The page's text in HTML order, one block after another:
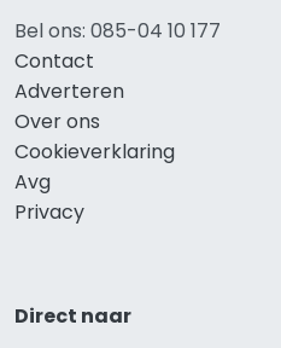
Bel ons: 085-04 10 177
Contact
Adverteren
Over ons
Cookieverklaring
Avg
Privacy
Direct naar